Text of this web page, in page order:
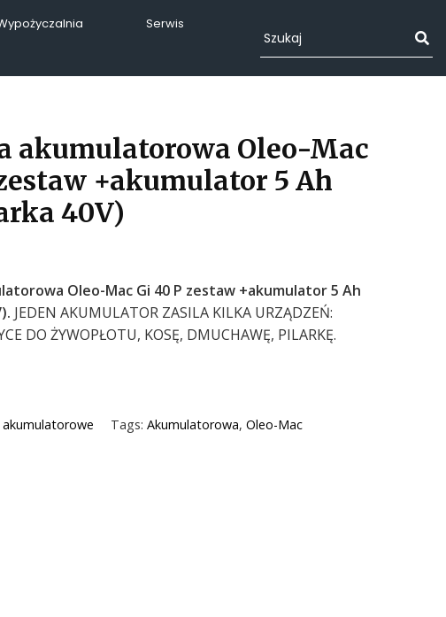
Serwis
akumulatorowa Oleo-Mac
+akumulator 5 Ah
40V)
Oleo-Mac Gi 40 P zestaw +akumulator 5 Ah
JEDEN AKUMULATOR ZASILA KILKA URZĄDZEŃ:
DO ŻYWOPŁOTU, KOSĘ, DMUCHAWĘ, PILARKĘ.
akumulatorowe Tags: Akumulatorowa, Oleo-Mac